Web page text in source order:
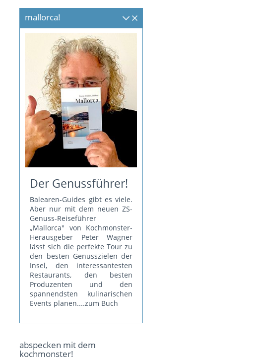
mallorca!
Der Genussführer!
Balearen-Guides gibt es viele.
Aber nur mit dem neuen ZS-
Genuss-Reiseführer
„Mallorca" von Kochmonster-
Herausgeber Peter Wagner
lässt sich die perfekte Tour zu
den besten Genusszielen der
Insel, den interessantesten
Restaurants, den besten
Produzenten und den
spannendsten kulinarischen
Events planen....zum Buch
abspecken mit dem
kochmonster!